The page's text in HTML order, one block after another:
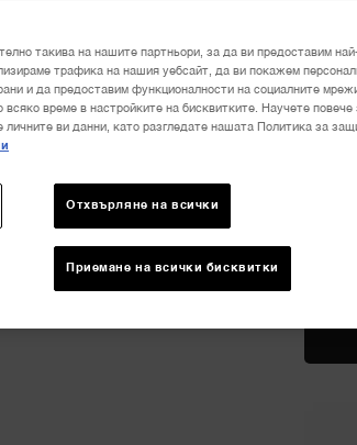
такива на нашите партньори, за да ви предоставим
трафика на нашия уебсайт, да ви покажем
и да предоставим функционалности на социалните
всяко време в настройките на бисквитките. Научете повече
ви данни, като разгледате нашата Политика за
Отхвърляне на всички
Приемане на всички бисквитки